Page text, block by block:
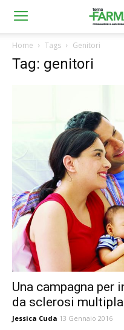
Home Tags Genitori
Tag: genitori
Una campagna per
da sclerosi multipla
Jessica Cuda 13 Gennaio 2016